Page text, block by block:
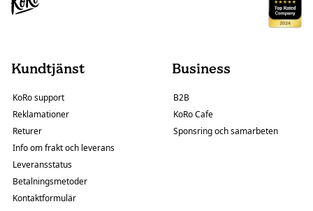
Kundtjänst
KoRo support
Reklamationer
Returer
Info om frakt och leverans
Leveransstatus
Betalningsmetoder
Kontaktformulär
Business
B2B
KoRo Cafe
Sponsring och samarbeten